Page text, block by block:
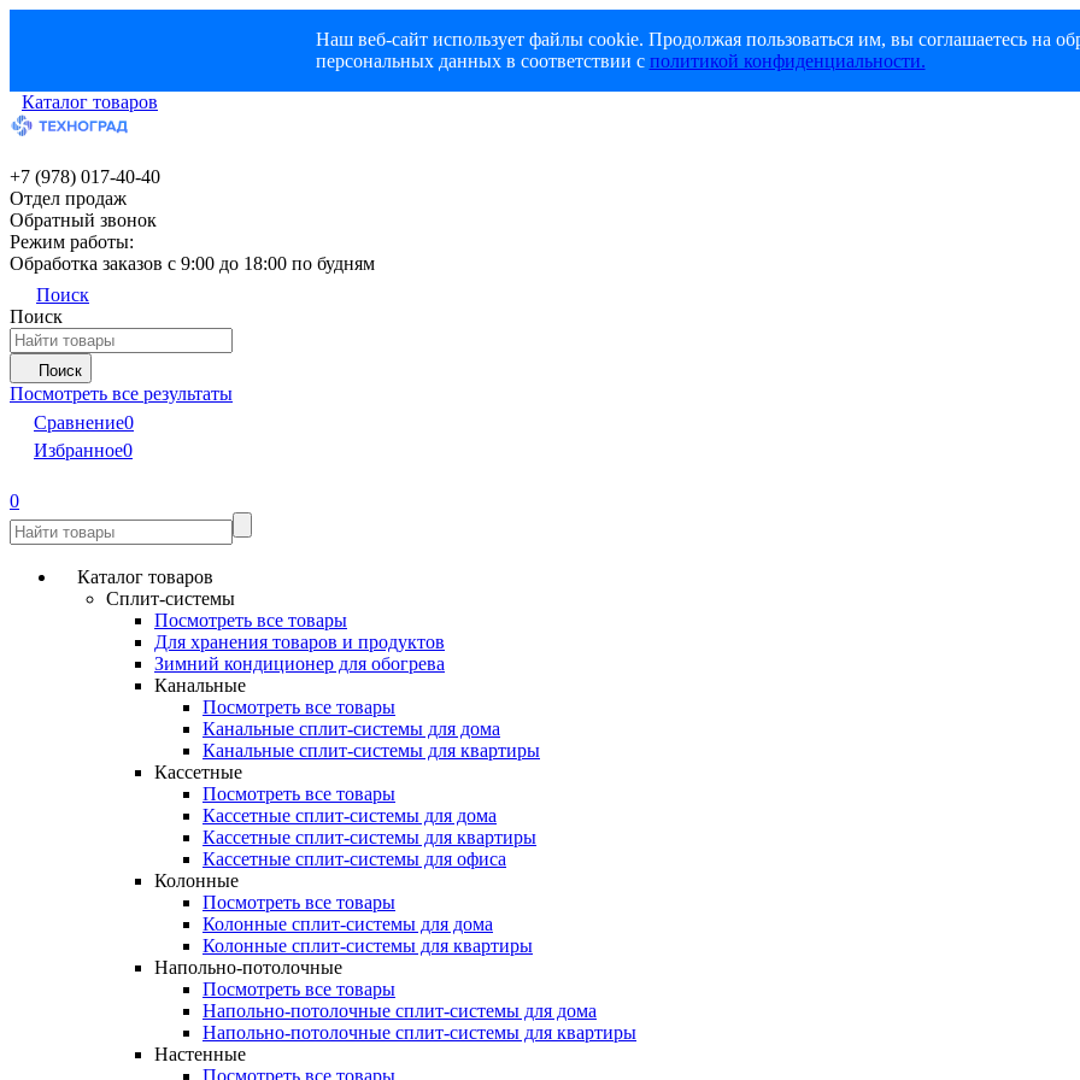
Наш веб-сайт использует файлы cookie. Продолжая пользоваться им, вы соглашаетесь на
персональных данных в соответствии с политикой конфиденциальности.
Каталог товаров
+7 (978) 017-40-40
Отдел продаж
Обратный звонок
Режим работы:
Обработка заказов с 9:00 до 18:00 по будням
Поиск
Поиск
Поиск
Посмотреть все результаты
Сравнение0
Избранное0
0
Каталог товаров
Сплит-системы
Посмотреть все товары
Для хранения товаров и продуктов
Зимний кондиционер для обогрева
Канальные
Посмотреть все товары
Канальные сплит-системы для дома
Канальные сплит-системы для квартиры
Кассетные
Посмотреть все товары
Кассетные сплит-системы для дома
Кассетные сплит-системы для квартиры
Кассетные сплит-системы для офиса
Колонные
Посмотреть все товары
Колонные сплит-системы для дома
Колонные сплит-системы для квартиры
Напольно-потолочные
Посмотреть все товары
Напольно-потолочные сплит-системы для дома
Напольно-потолочные сплит-системы для квартиры
Настенные
Посмотреть все товары